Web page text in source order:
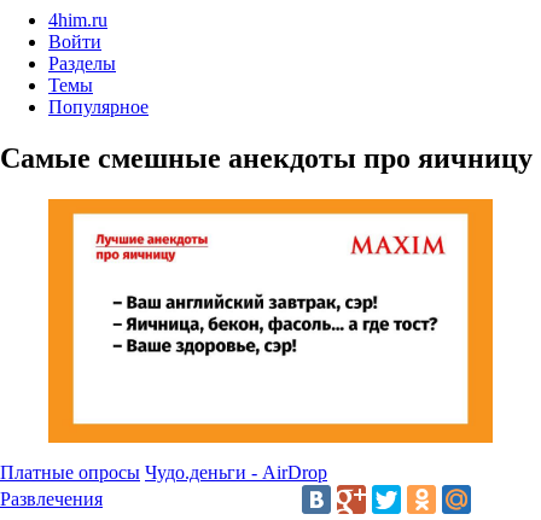
4him.ru
Войти
Разделы
Темы
Популярное
Самые смешные анекдоты про яичницу
Платные опросы Чудо.деньги - AirDrop
Развлечения